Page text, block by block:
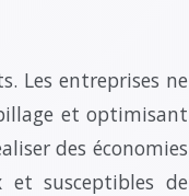
Les entreprises ne
et optimisant
des économies
et susceptibles de